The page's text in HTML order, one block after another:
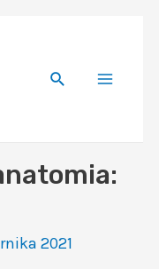
SearchMenu
2021